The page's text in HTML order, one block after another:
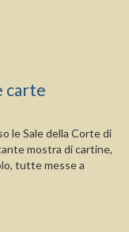
carte
le Sale della Corte di
mostra di cartine,
tutte messe a